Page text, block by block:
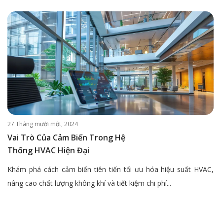
27 Tháng mười một, 2024
Vai Trò Của Cảm Biến Trong Hệ
Thống HVAC Hiện Đại
Khám phá cách cảm biến tiên tiến tối ưu hóa hiệu suất HVAC,
nâng cao chất lượng không khí và tiết kiệm chi phí...